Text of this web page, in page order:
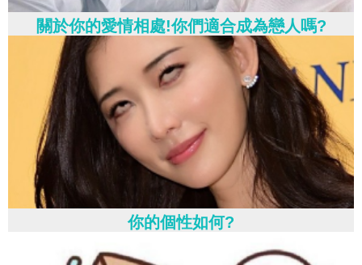
關於你的愛情相處!你們適合成為戀人嗎?
你的個性如何?